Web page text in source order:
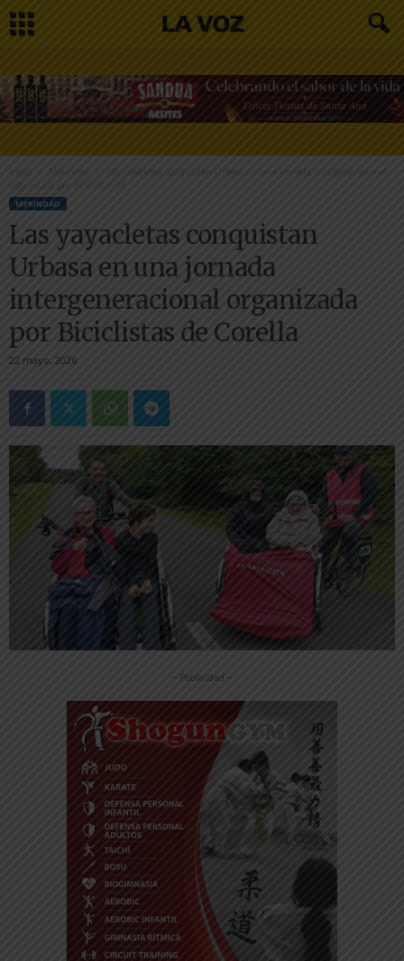
Inicio
Las yayacletas conquistan Urbasa en una jornada intergeneracional
organizada por Biciclistas de...
MERINDAD
Las yayacletas conquistan
Urbasa en una jornada
intergeneracional organizada
por Biciclistas de Corella
22 mayo, 2026
-- Publicidad --